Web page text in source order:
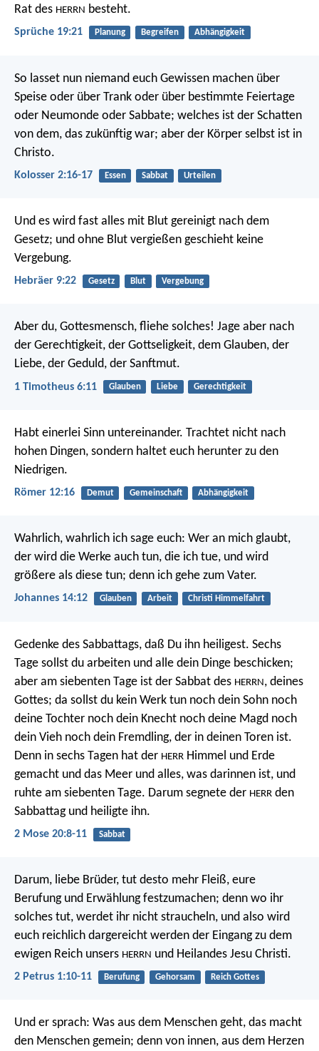
Rat des HERRN besteht.
Sprüche 19:21 Planung Begreifen Abhängigkeit
So lasset nun niemand euch Gewissen machen über
Speise oder über Trank oder über bestimmte Feiertage
oder Neumonde oder Sabbate; welches ist der Schatten
von dem, das zukünftig war; aber der Körper selbst ist in
Christo.
Kolosser 2:16-17 Essen Sabbat Urteilen
Und es wird fast alles mit Blut gereinigt nach dem
Gesetz; und ohne Blut vergießen geschieht keine
Vergebung.
Hebräer 9:22 Gesetz Blut Vergebung
Aber du, Gottesmensch, fliehe solches! Jage aber nach
der Gerechtigkeit, der Gottseligkeit, dem Glauben, der
Liebe, der Geduld, der Sanftmut.
1 Timotheus 6:11 Glauben Liebe Gerechtigkeit
Habt einerlei Sinn untereinander. Trachtet nicht nach
hohen Dingen, sondern haltet euch herunter zu den
Niedrigen.
Römer 12:16 Demut Gemeinschaft Abhängigkeit
Wahrlich, wahrlich ich sage euch: Wer an mich glaubt,
der wird die Werke auch tun, die ich tue, und wird
größere als diese tun; denn ich gehe zum Vater.
Johannes 14:12 Glauben Arbeit Christi Himmelfahrt
Gedenke des Sabbattags, daß Du ihn heiligest. Sechs
Tage sollst du arbeiten und alle dein Dinge beschicken;
aber am siebenten Tage ist der Sabbat des HERRN, deines
Gottes; da sollst du kein Werk tun noch dein Sohn noch
deine Tochter noch dein Knecht noch deine Magd noch
dein Vieh noch dein Fremdling, der in deinen Toren ist.
Denn in sechs Tagen hat der HERR Himmel und Erde
gemacht und das Meer und alles, was darinnen ist, und
ruhte am siebenten Tage. Darum segnete der HERR den
Sabbattag und heiligte ihn.
2 Mose 20:8-11 Sabbat
Darum, liebe Brüder, tut desto mehr Fleiß, eure
Berufung und Erwählung festzumachen; denn wo ihr
solches tut, werdet ihr nicht straucheln, und also wird
euch reichlich dargereicht werden der Eingang zu dem
ewigen Reich unsers HERRN und Heilandes Jesu Christi.
2 Petrus 1:10-11 Berufung Gehorsam Reich Gottes
Und er sprach: Was aus dem Menschen geht, das macht
den Menschen gemein; denn von innen, aus dem Herzen